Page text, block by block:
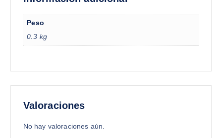
Peso
0.3 kg
Valoraciones
No hay valoraciones aún.